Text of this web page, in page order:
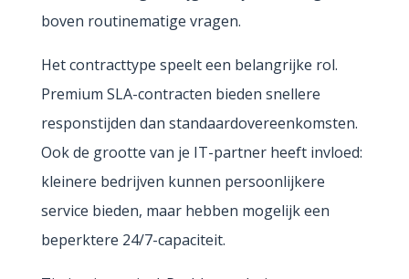
boven routinematige vragen.
Het contracttype speelt een belangrijke rol.
Premium SLA-contracten bieden snellere
responstijden dan standaardovereenkomsten.
Ook de grootte van je IT-partner heeft invloed:
kleinere bedrijven kunnen persoonlijkere
service bieden, maar hebben mogelijk een
beperktere 24/7-capaciteit.